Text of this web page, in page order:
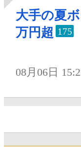
大手の夏
万円超 175
08月06日